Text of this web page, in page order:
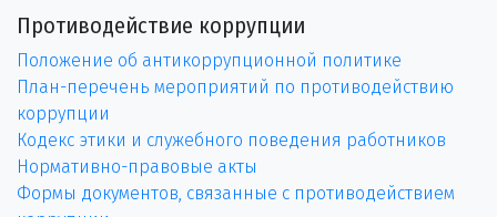
Противодействие коррупции
Положение об антикоррупционной политике
План-перечень мероприятий по противодействию
коррупции
Кодекс этики и служебного поведения работников
Нормативно-правовые акты
Формы документов, связанные с противодействием